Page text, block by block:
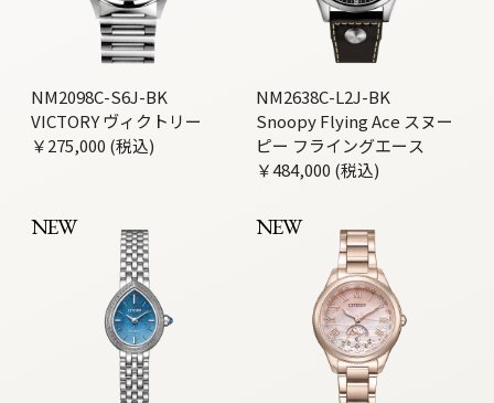
NM2098C-S6J-BK
VICTORY ヴィクトリー
￥275,000 (税込)
NM2638C-L2J-BK
Snoopy Flying Ace スヌー
ピー フライングエース
￥484,000 (税込)
NEW NEW